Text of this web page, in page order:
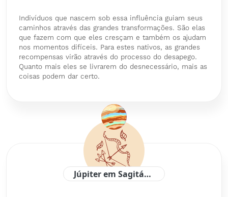
Indivíduos que nascem sob essa influência guiam seus
caminhos através das grandes transformações. São elas
que fazem com que eles cresçam e também os ajudam
nos momentos difíceis. Para estes nativos, as grandes
recompensas virão através do processo do desapego.
Quanto mais eles se livrarem do desnecessário, mais as
coisas podem dar certo.
Júpiter em Sagitário